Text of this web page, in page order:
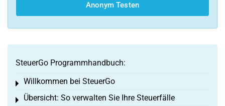
Anonym Testen
SteuerGo Programmhandbuch:
Willkommen bei SteuerGo
Toggle menu
Übersicht: So verwalten Sie Ihre Steuerfälle
Toggle menu